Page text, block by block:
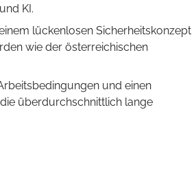
KI.
lückenlosen Sicherheitskonzept
wie der österreichischen
und einen
überdurchschnittlich lange